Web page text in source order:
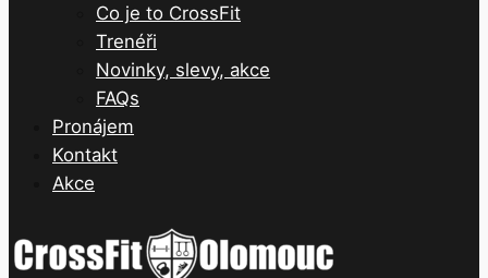
Co je to CrossFit
Trenéři
Novinky, slevy, akce
FAQs
Pronájem
Kontakt
Akce